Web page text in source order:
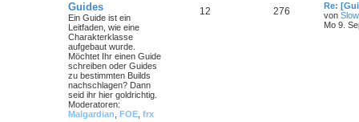
Guides
Ein Guide ist ein
Leitfaden, wie eine
Charakterklasse
aufgebaut wurde.
Möchtet Ihr einen Guide
schreiben oder Guides
zu bestimmten Builds
nachschlagen? Dann
seid ihr hier goldrichtig.
Moderatoren:
Malgardian FOE frx
12 276
Re:
von
Mo 9.